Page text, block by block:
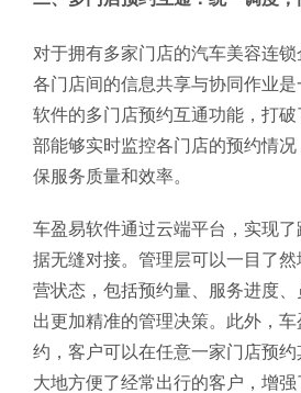
对于拥有多家门店的汽车美容连
各门店间的信息共享与协同作业
软件的多门店预约互通功能，打
部能够实时监控各门店的预约情
保服务质量和效率。
车盈易软件通过云端平台，实现
据无缝对接。管理层可以一目了
营状态，包括预约量、服务进度
出更加精准的管理决策。此外，
约，客户可以在任意一家门店预
大地方便了经常出行的客户，增强